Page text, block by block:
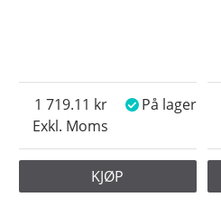
Exkl. Moms
1 719.11 På lager
KJØP